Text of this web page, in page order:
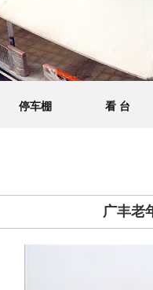
停车棚 看 台
广丰老